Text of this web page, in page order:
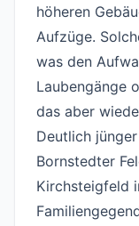
höheren
Aufzüge.
was den
Laubengänge
das aber
Deutlich
Bornstedter
Kirchsteigfeld